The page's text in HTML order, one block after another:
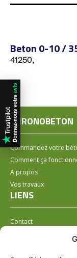
Beton 0-10 /
41250,
CHRONOBETON
Commandez votre
Comment ça
A propos
Vos travaux
LIENS
Contact